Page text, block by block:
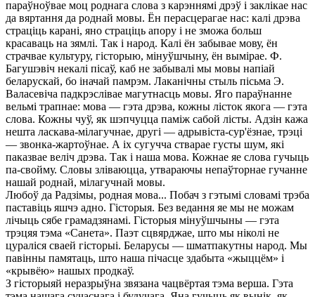
параўноўвае моц роднага слова з карэннямі дрэў і заклікае нас
да вяртання да роднай мовы. Ён перасцерагае нас: калі дрэва
страціць карані, яно страціць апору і не зможа больш
красаваць на зямлі. Так і народ. Калі ён забывае мову, ён
страчвае культуру, гісторыю, мінуўшчыну, ён вымірае. Ф.
Багушэвіч некалі пісаў, каб не забывалі мы мовы напіай
беларускай, бо іначай памрэм. Лаканічны стыль пісьма Э.
Валасевіча падкрэслівае магутнасць мовы. Яго параўнанне
вельмі трапнае: мова — гэта дрэва, кожны лісток якога — гэта
слова. Кожны чуў, як шэпчуцца паміж сабой лісты. Адзін кажа
нешта ласкава-мілагучнае, другі — адрывіста-сур'ёзнае, трэці
— звонка-жартоўнае. А іх сугучча стварае густы шум, які
паказвае веліч дрэва. Так і наша мова. Кожнае яе слова гучыць
па-свойму. Словы зліваюцца, утвараючы непаўторнае гучанне
нашай роднай, мілагучнай мовы.
Любоў да Радзімы, родная мова... Побач з гэтымі словамі трэба
паставіць яшчэ адно. Гісторыя. Без ведання яе мы не можам
лічыць сябе грамадзянамі. Гісторыя мінуўшчыны — гэта
трэцяя тэма «Санета». Паэт сцвярджае, што мы ніколі не
цураліся сваей гісторыі. Беларусы — шматпакутны народ. Мы
павінны памятаць, што наша пічасце здабыта «жыццём» і
«крывёю» нашых продкаў.
З гісторыяй неразрыўна звязана чацвёртая тэма верша. Гэта